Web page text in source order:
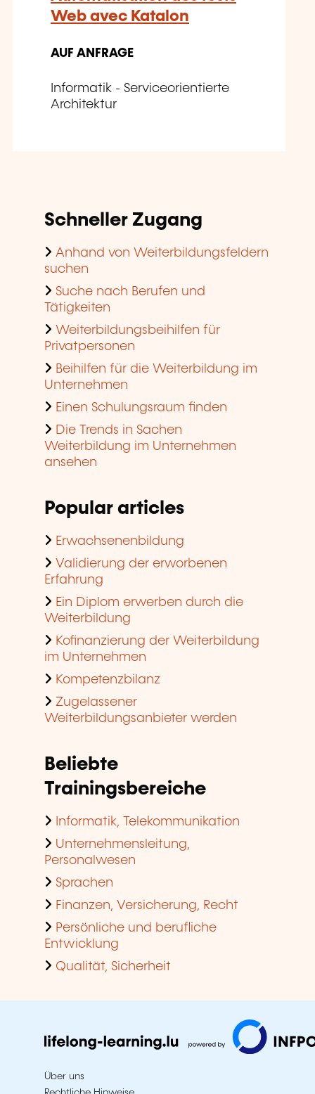
Web avec Katalon
AUF ANFRAGE
Informatik - Serviceorientierte
Architektur
Schneller Zugang
Anhand von Weiterbildungsfeldern
suchen
Suche nach Berufen und
Tätigkeiten
Weiterbildungsbeihilfen für
Privatpersonen
Beihilfen für die Weiterbildung im
Unternehmen
Einen Schulungsraum finden
Die Trends in Sachen
Weiterbildung im Unternehmen
ansehen
Popular articles
Erwachsenenbildung
Validierung der erworbenen
Erfahrung
Ein Diplom erwerben durch die
Weiterbildung
Kofinanzierung der Weiterbildung
im Unternehmen
Kompetenzbilanz
Zugelassener
Weiterbildungsanbieter werden
Beliebte
Trainingsbereiche
Informatik, Telekommunikation
Unternehmensleitung,
Personalwesen
Sprachen
Finanzen, Versicherung, Recht
Persönliche und berufliche
Entwicklung
Qualität, Sicherheit
Über uns